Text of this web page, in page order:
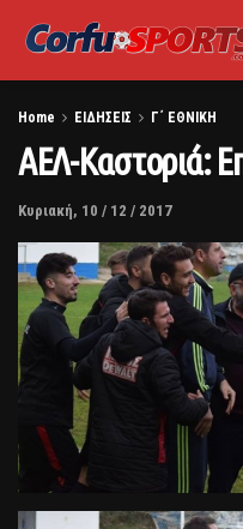
Home ΕΙΔΗΣΕΙΣ Γ΄ ΕΘΝΙΚΗ
ΑΕΛ-Καστοριά:
Κυριακή, 10 / 12 / 2017